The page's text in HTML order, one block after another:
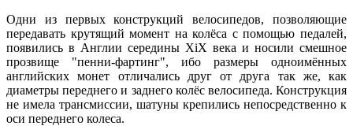
Одни из первых конструкций велосипедов, позволяющие
передавать крутящий момент на колёса с помощью педалей,
появились в Англии середины XiX века и носили смешное
прозвище "пенни-фартинг", ибо размеры одноимённых
английских монет отличались друг от друга так же, как
диаметры переднего и заднего колёс велосипеда. Конструкция
не имела трансмиссии, шатуны крепились непосредственно к
оси переднего колеса.